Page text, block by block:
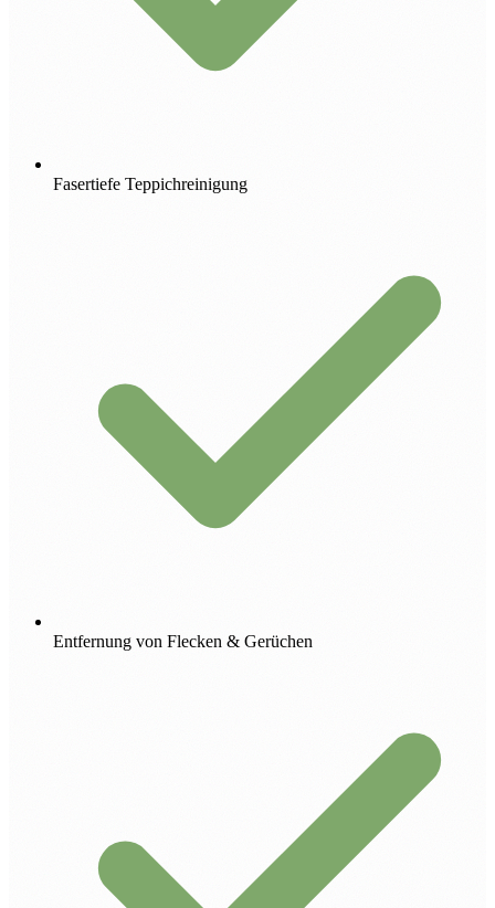
Fasertiefe Teppichreinigung
Entfernung von Flecken & Gerüchen